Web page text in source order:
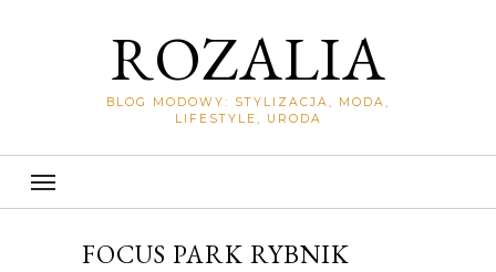
ROZALIA
BLOG MODOWY: STYLIZACJA, MODA,
LIFESTYLE, URODA
FOCUS PARK RYBNIK